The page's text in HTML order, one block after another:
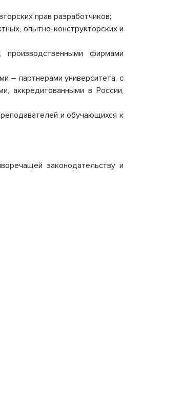
деятельность
ОБРАЩЕНИЙ
обратной связи
прав разработчиков;
опытно-конструкторских и
производственными фирмами
– партнерами университета, с
аккредитованными в России,
и обучающихся к
законодательству и